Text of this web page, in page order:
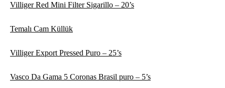
Villiger Red Mini Filter Sigarillo – 20’s
Temalı Cam Küllük
Villiger Export Pressed Puro – 25’s
Vasco Da Gama 5 Coronas Brasil puro – 5’s